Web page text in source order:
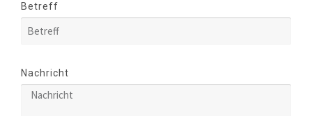
Betreff
Nachricht